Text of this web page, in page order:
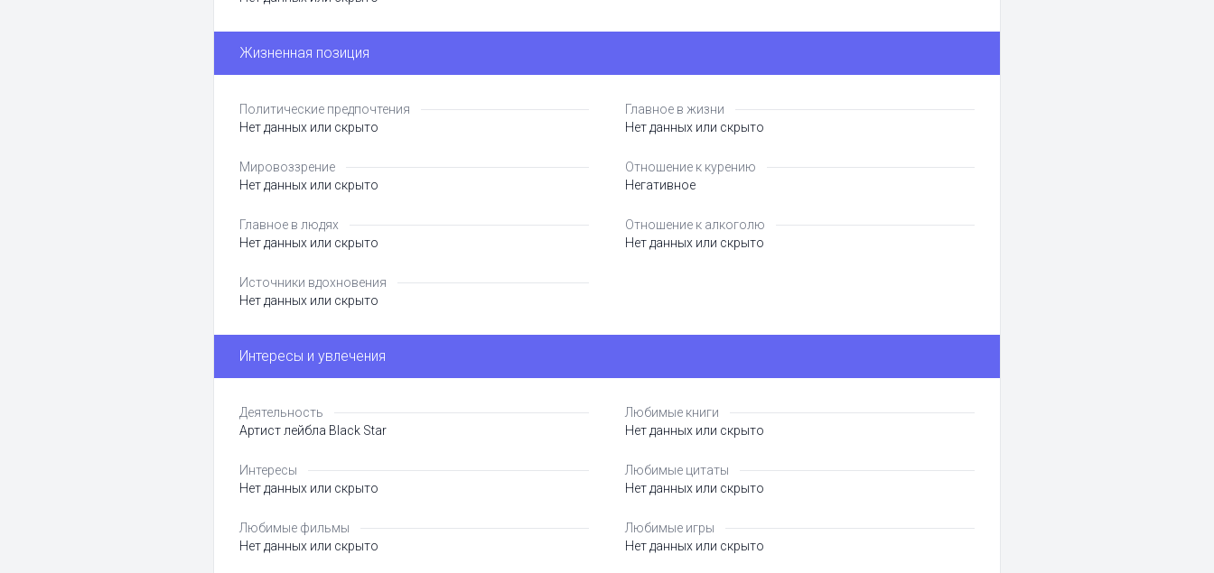
Жизненная позиция
Политические предпочтения
Нет данных или скрыто
Мировоззрение
Нет данных или скрыто
Главное в людях
Нет данных или скрыто
Источники вдохновения
Нет данных или скрыто
Главное в жизни
Нет данных или скрыто
Отношение к курению
Негативное
Отношение к алкоголю
Нет данных или скрыто
Интересы и увлечения
Деятельность
Артист лейбла Black Star
Интересы
Нет данных или скрыто
Любимые фильмы
Нет данных или скрыто
Любимые книги
Нет данных или скрыто
Любимые цитаты
Нет данных или скрыто
Любимые игры
Нет данных или скрыто